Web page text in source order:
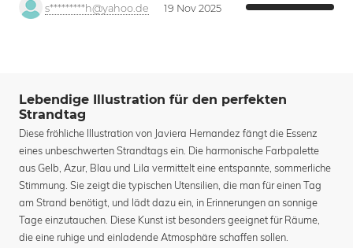
s*********h@yahoo.de 19 Nov 2025
Lebendige Illustration für den perfekten
Strandtag
Diese fröhliche Illustration von Javiera Hernandez fängt die Essenz
eines unbeschwerten Strandtags ein. Die harmonische Farbpalette
aus Gelb, Azur, Blau und Lila vermittelt eine entspannte, sommerliche
Stimmung. Sie zeigt die typischen Utensilien, die man für einen Tag
am Strand benötigt, und lädt dazu ein, in Erinnerungen an sonnige
Tage einzutauchen. Diese Kunst ist besonders geeignet für Räume,
die eine ruhige und einladende Atmosphäre schaffen sollen.